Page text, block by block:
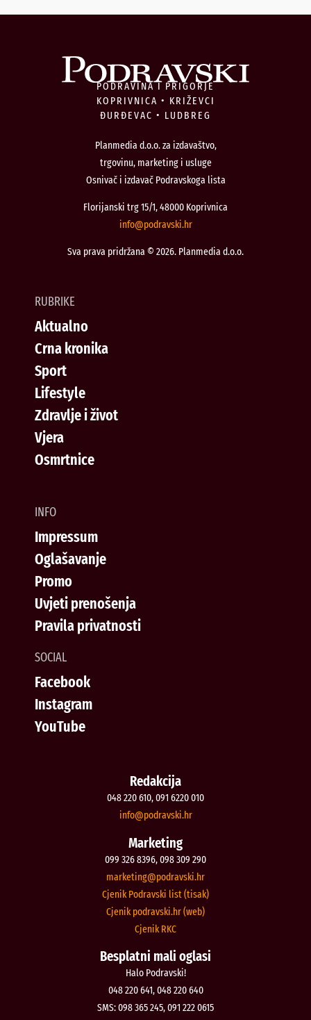
PODRAVINA I PRIGORJE
KOPRIVNICA • KRIŽEVCI
ĐURĐEVAC • LUDBREG
Planmedia d.o.o. za izdavaštvo,
trgovinu, marketing i usluge
Osnivač i izdavač Podravskoga lista
Florijanski trg 15/1, 48000 Koprivnica
rh.iksvardop
@ofni
Sva prava pridržana © 2026. Planmedia d.o.o.
RUBRIKE
Aktualno
Crna kronika
Sport
Lifestyle
Zdravlje i život
Vjera
Osmrtnice
INFO
Impressum
Oglašavanje
Promo
Uvjeti prenošenja
Pravila privatnosti
SOCIAL
Facebook
Instagram
YouTube
Redakcija
048 220 610, 091 6220 010
rh.iksvardop
@ofni
Marketing
099 326 8396, 098 309 290
rh.iksvardop
@gnitekram
Cjenik Podravski list (tisak)
Cjenik podravski.hr (web)
Cjenik RKC
Besplatni mali oglasi
Halo Podravski!
048 220 641, 048 220 640
SMS: 098 365 245, 091 222 0615